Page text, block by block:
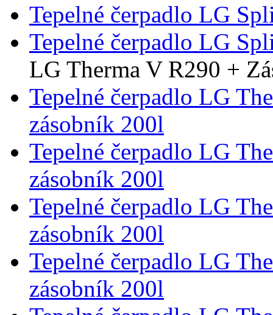
Tepelné čerpadlo LG
Tepelné čerpadlo LG
LG Therma V R290 +
Tepelné čerpadlo LG
zásobník 200l
Tepelné čerpadlo LG
zásobník 200l
Tepelné čerpadlo LG
zásobník 200l
Tepelné čerpadlo LG
zásobník 200l